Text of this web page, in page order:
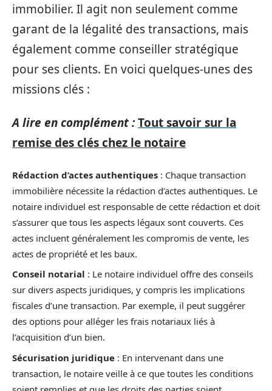
immobilier. Il agit non seulement comme
garant de la légalité des transactions, mais
également comme conseiller stratégique
pour ses clients. En voici quelques-unes des
missions clés :
A lire en complément :Tout savoir sur la
remise des clés chez le notaire
Rédaction d’actes authentiques : Chaque transaction
immobilière nécessite la rédaction d’actes authentiques. Le
notaire individuel est responsable de cette rédaction et doit
s’assurer que tous les aspects légaux sont couverts. Ces
actes incluent généralement les compromis de vente, les
actes de propriété et les baux.
Conseil notarial : Le notaire individuel offre des conseils
sur divers aspects juridiques, y compris les implications
fiscales d’une transaction. Par exemple, il peut suggérer
des options pour alléger les frais notariaux liés à
l’acquisition d’un bien.
Sécurisation juridique : En intervenant dans une
transaction, le notaire veille à ce que toutes les conditions